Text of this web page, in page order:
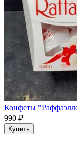
Конфеты
990 ₽
Купить